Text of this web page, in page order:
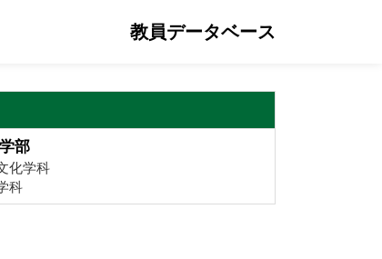
教員データベース
部
化学科
科